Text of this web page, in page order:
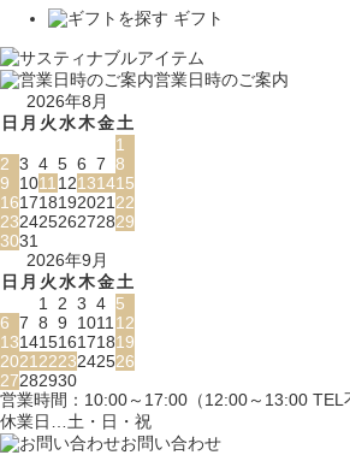
ギフト
営業日時のご案内
2026年8月
日 月 火水木金土
1
2 3 4 5 6 7 8
9
101112131415
16171819202122
23242526272829
3031
2026年9月
日 月 火水木金土
1 2 3 4 5
6 7 8 9 101112
13141516171819
20212223242526
27282930
営業時間：10:00～17:00（12:00～13:00 TEL
休業日…土・日・祝
お問い合わせ